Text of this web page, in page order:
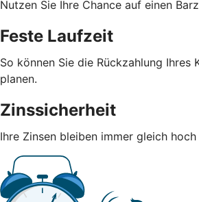
Nutzen Sie Ihre Chance auf einen
Feste Laufzeit
So können Sie die Rückzahlung Ihres
planen.
Zinssicherheit
Ihre Zinsen bleiben immer gleich